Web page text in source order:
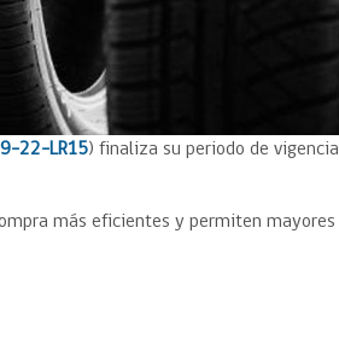
22-LR15) finaliza su periodo de vigencia
más eficientes y permiten mayores